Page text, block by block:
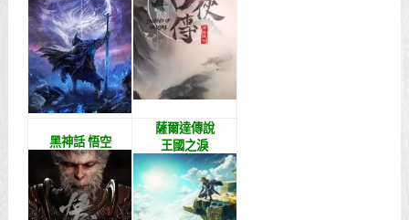
黑神話 悟空
薩爾達傳說
王國之淚